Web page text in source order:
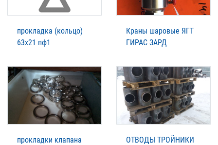
прокладка (кольцо)
63х21 пф1
Краны шаровые ЯГТ
ГИРАС ЗАРД
прокладки клапана
ОТВОДЫ ТРОЙНИКИ